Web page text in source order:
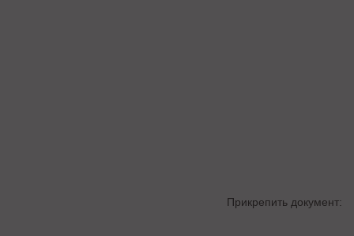
Прикрепить документ: